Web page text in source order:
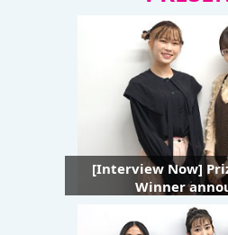
[Interview Now]
Winner